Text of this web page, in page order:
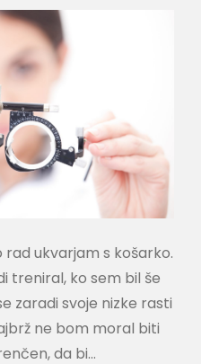
rad ukvarjam s košarko.
treniral, ko sem bil še
zaradi svoje nizke rasti
ne bom moral biti
da bi…